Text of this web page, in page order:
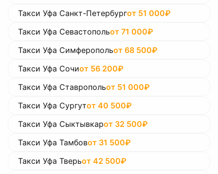
Такси Уфа Санкт-Петербургот 51 000₽
Такси Уфа Севастопольот 71 000₽
Такси Уфа Симферопольот 68 500₽
Такси Уфа Сочиот 56 200₽
Такси Уфа Ставропольот 51 000₽
Такси Уфа Сургутот 40 500₽
Такси Уфа Сыктывкарот 32 500₽
Такси Уфа Тамбовот 31 500₽
Такси Уфа Тверьот 42 500₽